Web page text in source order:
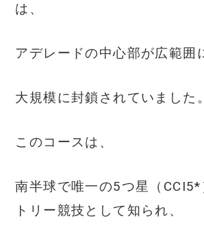
は、
アデレードの中心部が広範囲
大規模に封鎖されていました。
このコースは、
南半球で唯一の5つ星（
トリー競技として知られ、